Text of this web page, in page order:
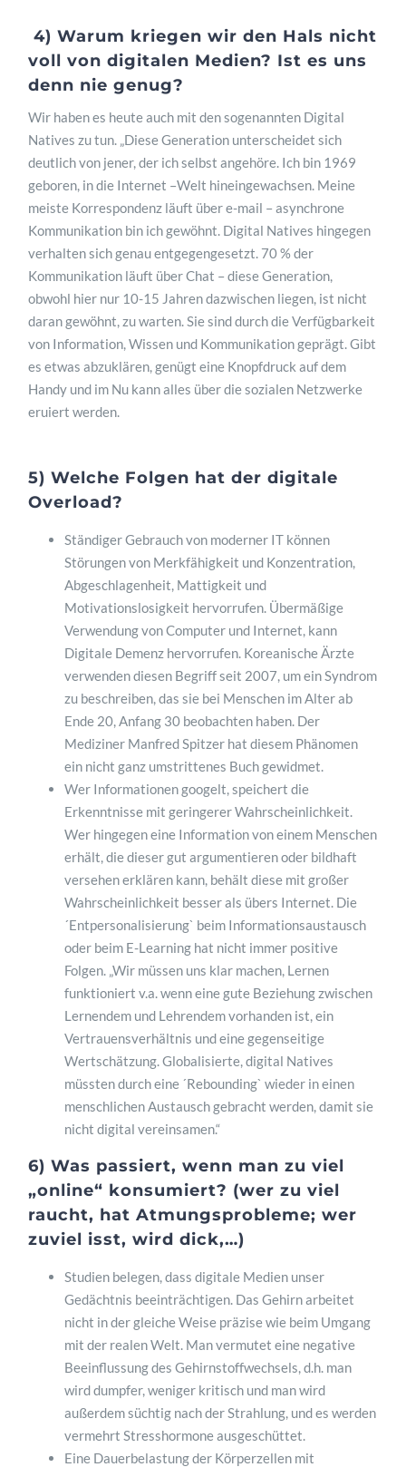
4)Warum kriegen wir den Hals nicht
voll von digitalen Medien? Ist es uns
denn nie genug?
Wir haben es heute auch mit den sogenannten Digital
Natives zu tun. „Diese Generation unterscheidet sich
deutlich von jener, der ich selbst angehöre. Ich bin 1969
geboren, in die Internet –Welt hineingewachsen. Meine
meiste Korrespondenz läuft über e-mail – asynchrone
Kommunikation bin ich gewöhnt. Digital Natives hingegen
verhalten sich genau entgegengesetzt. 70 % der
Kommunikation läuft über Chat – diese Generation,
obwohl hier nur 10-15 Jahren dazwischen liegen, ist nicht
daran gewöhnt, zu warten. Sie sind durch die Verfügbarkeit
von Information, Wissen und Kommunikation geprägt. Gibt
es etwas abzuklären, genügt eine Knopfdruck auf dem
Handy und im Nu kann alles über die sozialen Netzwerke
eruiert werden.
5) Welche Folgen hat der digitale
Overload?
Ständiger Gebrauch von moderner IT können
Störungen von Merkfähigkeit und Konzentration,
Abgeschlagenheit, Mattigkeit und
Motivationslosigkeit hervorrufen. Übermäßige
Verwendung von Computer und Internet, kann
Digitale Demenz hervorrufen. Koreanische Ärzte
verwenden diesen Begriff seit 2007, um ein Syndrom
zu beschreiben, das sie bei Menschen im Alter ab
Ende 20, Anfang 30 beobachten haben. Der
Mediziner Manfred Spitzer hat diesem Phänomen
ein nicht ganz umstrittenes Buch gewidmet.
Wer Informationen googelt, speichert die
Erkenntnisse mit geringerer Wahrscheinlichkeit.
Wer hingegen eine Information von einem Menschen
erhält, die dieser gut argumentieren oder bildhaft
versehen erklären kann, behält diese mit großer
Wahrscheinlichkeit besser als übers Internet. Die
´Entpersonalisierung` beim Informationsaustausch
oder beim E-Learning hat nicht immer positive
Folgen. „Wir müssen uns klar machen, Lernen
funktioniert v.a. wenn eine gute Beziehung zwischen
Lernendem und Lehrendem vorhanden ist, ein
Vertrauensverhältnis und eine gegenseitige
Wertschätzung. Globalisierte, digital Natives
müssten durch eine ´Rebounding` wieder in einen
menschlichen Austausch gebracht werden, damit sie
nicht digital vereinsamen.“
6) Was passiert, wenn man zu viel
„online“ konsumiert? (wer zu viel
raucht, hat Atmungsprobleme; wer
zuviel isst, wird dick,…)
Studien belegen, dass digitale Medien unser
Gedächtnis beeinträchtigen. Das Gehirn arbeitet
nicht in der gleiche Weise präzise wie beim Umgang
mit der realen Welt. Man vermutet eine negative
Beeinflussung des Gehirnstoffwechsels, d.h. man
wird dumpfer, weniger kritisch und man wird
außerdem süchtig nach der Strahlung, und es werden
vermehrt Stresshormone ausgeschüttet.
Eine Dauerbelastung der Körperzellen mit